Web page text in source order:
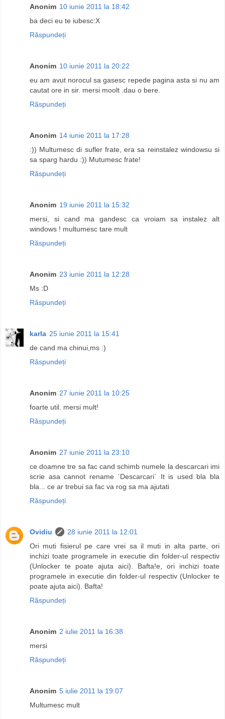
Anonim 10 iunie 2011 la 18:42
ba deci eu te iubesc:X
Răspundeți
Anonim 10 iunie 2011 la 20:22
eu am avut norocul sa gasesc repede pagina asta si nu am
cautat ore in sir. mersi moolt .dau o bere.
Răspundeți
Anonim 14 iunie 2011 la 17:28
:)) Multumesc di sufler frate, era sa reinstalez windowsu si
sa sparg hardu :)) Mutumesc frate!
Răspundeți
Anonim 19 iunie 2011 la 15:32
mersi, si cand ma gandesc ca vroiam sa instalez alt
windows ! multumesc tare mult
Răspundeți
Anonim 23 iunie 2011 la 12:28
Ms :D
Răspundeți
karla 25 iunie 2011 la 15:41
de cand ma chinui,ms :)
Răspundeți
Anonim 27 iunie 2011 la 10:25
foarte util. mersi mult!
Răspundeți
Anonim 27 iunie 2011 la 23:10
ce doamne tre sa fac cand schimb numele la descarcari imi
scrie asa cannot rename `Descarcari` It is used bla bla
bla... ce ar trebui sa fac va rog sa ma ajutati
Răspundeți
Ovidiu
28 iunie 2011 la 12:01
Ori muti fisierul pe care vrei sa il muti in alta parte, ori
inchizi toate programele in executie din folder-ul respectiv
(Unlocker te poate ajuta aici). Bafta!e, ori inchizi toate
programele in executie din folder-ul respectiv (Unlocker te
poate ajuta aici). Bafta!
Răspundeți
Anonim 2 iulie 2011 la 16:38
mersi
Răspundeți
Anonim 5 iulie 2011 la 19:07
Multumesc mult